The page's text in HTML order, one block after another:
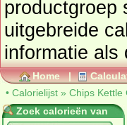
productgroep
uitgebreide
informatie als
Home |
• Calorielijst » Chips Kettle
Zoek calorieën van